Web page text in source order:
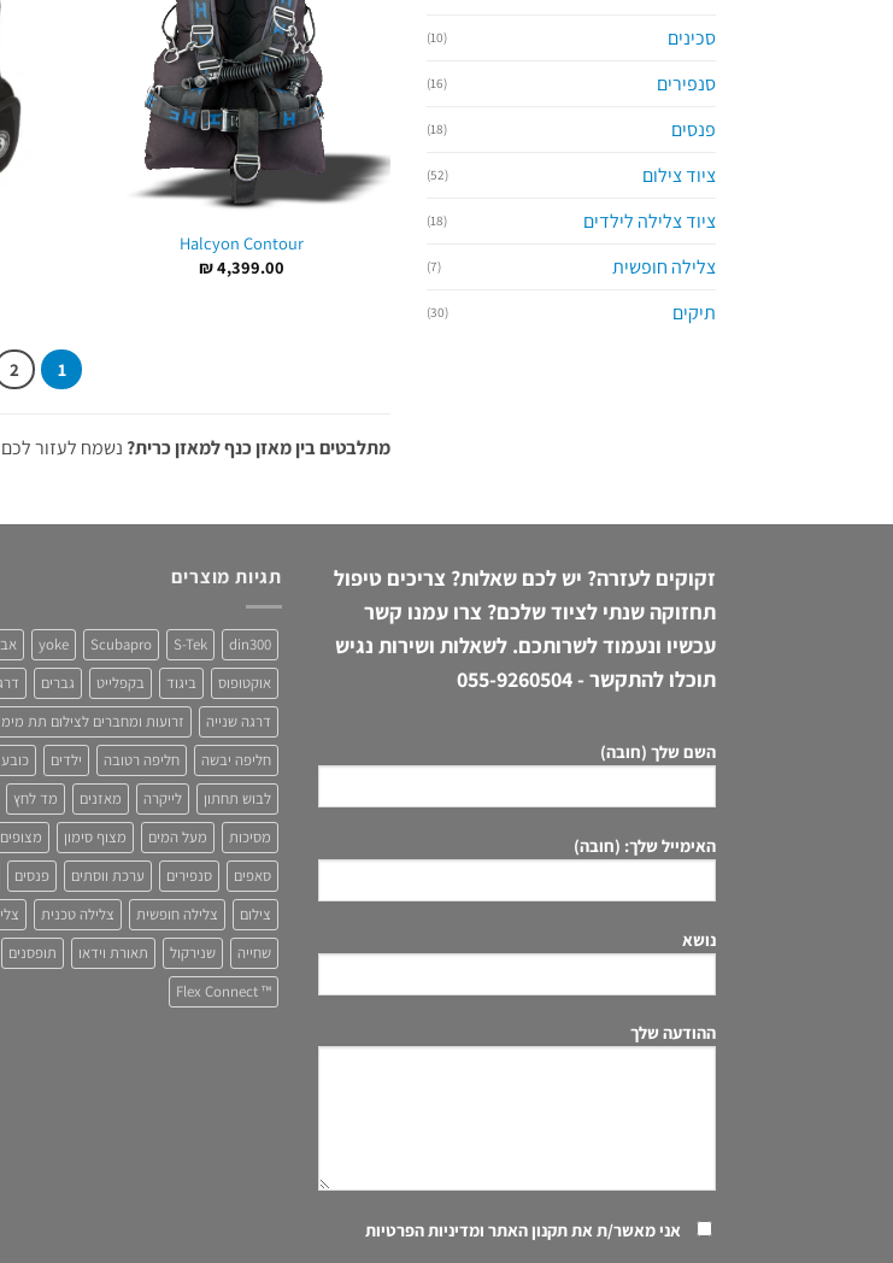
סכינים (10)
סנפירים (16)
פנסים (18)
ציוד צילום (52)
ציוד צלילה לילדים (18)
צלילה חופשית (7)
תיקים (30)
Halcyon Contour
₪4,399.00
1
2
מתלבטים בין מאזן כנף למאזן כרית? נשמח לעזור לכם
זקוקים לעזרה? יש לכם שאלות? צריכים טיפול
תחזוקה שנתי לציוד שלכם? צרו עמנו קשר
עכשיו ונעמוד לשרותכם. לשאלות ושירות נגיש
תוכלו להתקשר -055-9260504
השם שלך (חובה)
האימייל שלך: (חובה)
נושא
ההודעה שלך
אני מאשר/ת אתתקנון האתר ומדיניות הפרטיות
תגיות מוצרים
din300
S-Tek
Scubapro
yoke
אוקטופוס
ביגוד בקפלייט גברים
דרגה שנייה
זרועות ומחברים לצילום תת מימי
חליפה יבשה
חליפה רטובה ילדים כובע
לבוש תחתון
לייקרה מאזנים מד לחץ
מסיכות
מעל המים מצוף סימון מצופים
סאפים
סנפירים ערכת ווסתים פנסים
צילום
צלילה חופשית צלילה טכנית
שחייה
שנירקול תאורת וידאו תופסנים
™ Flex Connect